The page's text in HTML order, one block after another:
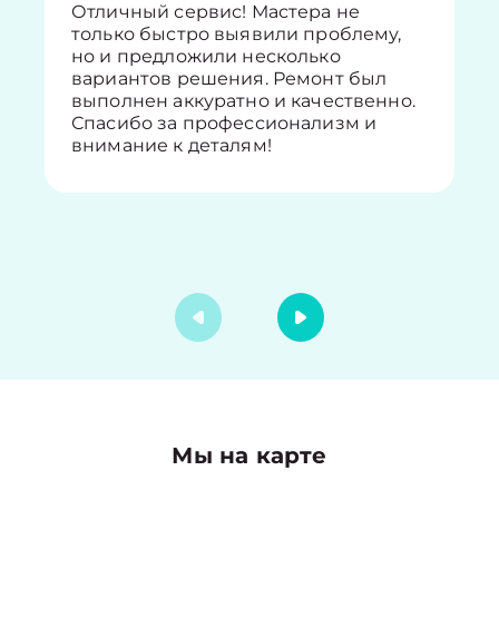
Отличный сервис! Мастера не
только быстро выявили проблему,
но и предложили несколько
вариантов решения. Ремонт был
выполнен аккуратно и качественно.
Спасибо за профессионализм и
внимание к деталям!
Мы на карте